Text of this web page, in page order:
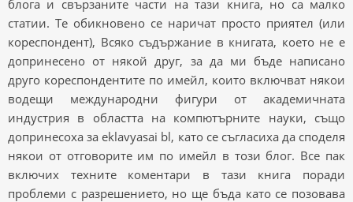
блога и свързаните части на тази книга, но са малко
статии. Те обикновено се наричат ​​просто приятел (или
кореспондент), Всяко съдържание в книгата, което не е
допринесено от някой друг, за да ми бъде написано
друго кореспондентите по имейл, които включват някои
водещи международни фигури от академичната
индустрия в областта на компютърните науки, също
допринесоха за eklavyasai bl, като се съгласиха да споделя
някои от отговорите им по имейл в този блог. Все пак
включих техните коментари в тази книга поради
проблеми с разрешението, но ще бъда като се позовава